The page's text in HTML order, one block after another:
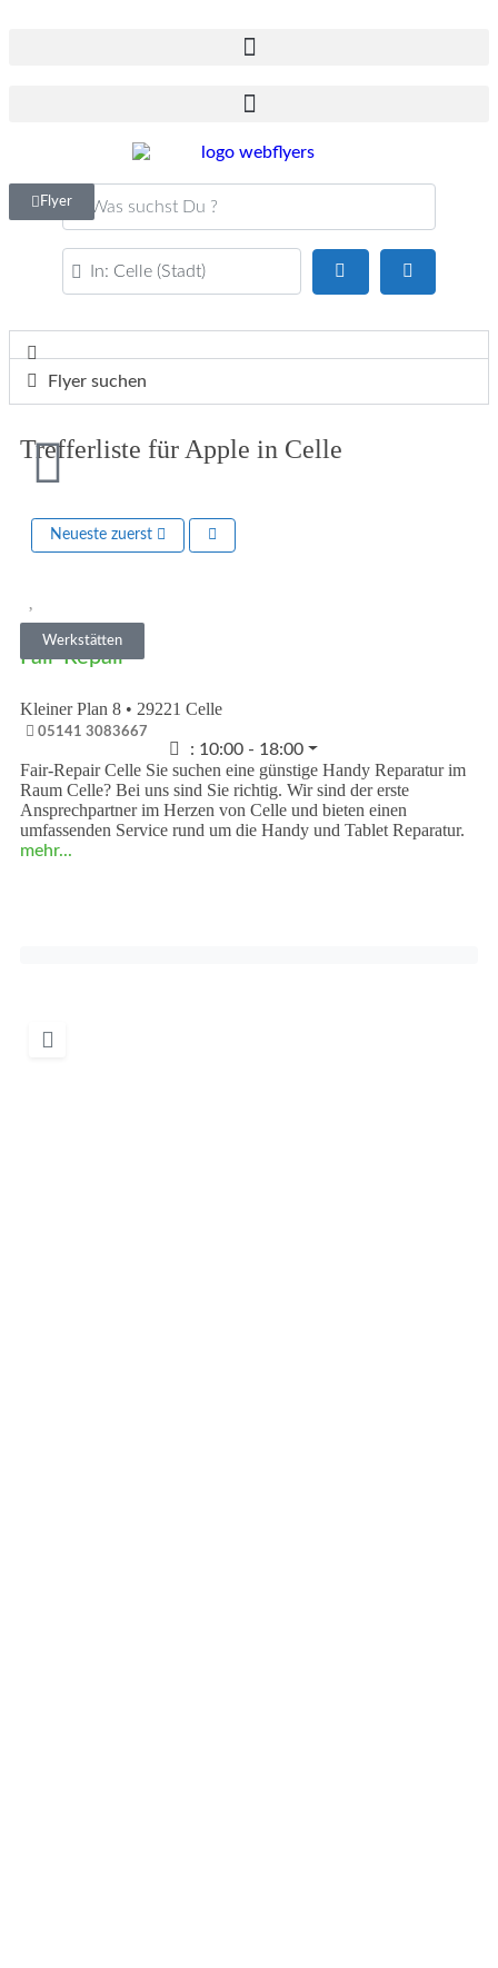
Flyer
PLZ oder Ort
Flyer suchen
Trefferliste für Apple in Celle
Neueste zuerst
Vorheriges
Werkstätten
Fair-Repair
Kleiner Plan 8 • 29221 Celle
05141 3083667
: 10:00 - 18:00
Fair-Repair Celle Sie suchen eine günstige Handy Reparatur im
Raum Celle? Bei uns sind Sie richtig. Wir sind der erste
Ansprechpartner im Herzen von Celle und bieten einen
umfassenden Service rund um die Handy und Tablet Reparatur.
mehr...